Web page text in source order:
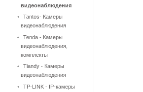
видеонаблюдения
Tantos- Камеры
видеонаблюдения
Tenda - Камеры
видеонаблюдения,
комплекты
Tiandy - Камеры
видеонаблюдения
TP-LINK - IP-камеры